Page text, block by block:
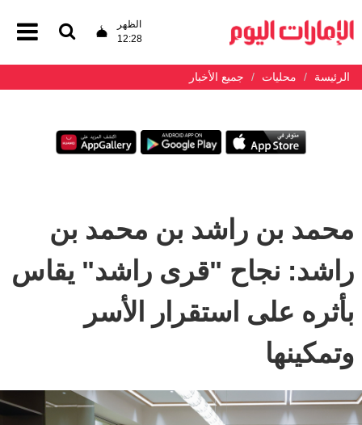
الظهر
12:28
الرئيسة محليات جميع الأخبار
محمد بن راشد بن محمد بن
راشد: نجاح "قرى راشد" يقاس
بأثره على استقرار الأسر
وتمكينها